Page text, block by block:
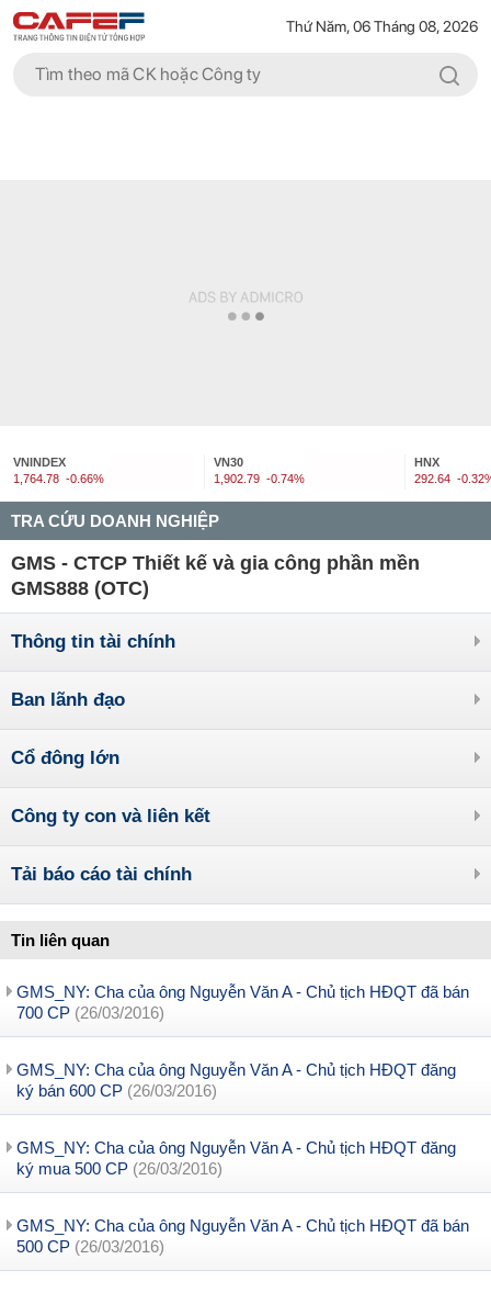
Thứ Năm, 06 Tháng 08, 2026
VNINDEX
1,764.78 -0.66%
VN30
1,902.79 -0.74%
HNX
292.64 -
TRA CỨU DOANH NGHIỆP
GMS - CTCP Thiết kế và gia công phần mền
GMS888 (OTC)
Thông tin tài chính
Ban lãnh đạo
Cổ đông lớn
Công ty con và liên kết
Tải báo cáo tài chính
Tin liên quan
GMS_NY: Cha của ông Nguyễn Văn A - Chủ tịch HĐQT đã bán
700 CP (26/03/2016)
GMS_NY: Cha của ông Nguyễn Văn A - Chủ tịch HĐQT đăng
ký bán 600 CP (26/03/2016)
GMS_NY: Cha của ông Nguyễn Văn A - Chủ tịch HĐQT đăng
ký mua 500 CP (26/03/2016)
GMS_NY: Cha của ông Nguyễn Văn A - Chủ tịch HĐQT đã bán
500 CP (26/03/2016)